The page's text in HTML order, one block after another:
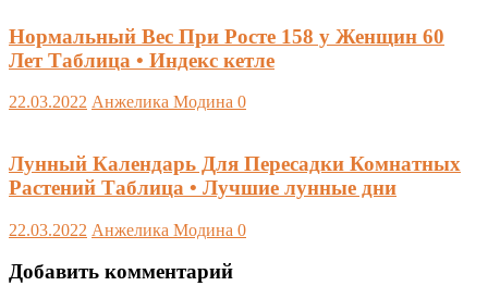
Нормальный Вес При Росте 158 у Женщин 60
Лет Таблица • Индекс кетле
22.03.2022 Анжелика Модина 0
Лунный Календарь Для Пересадки Комнатных
Растений Таблица • Лучшие лунные дни
22.03.2022 Анжелика Модина 0
Добавить комментарий